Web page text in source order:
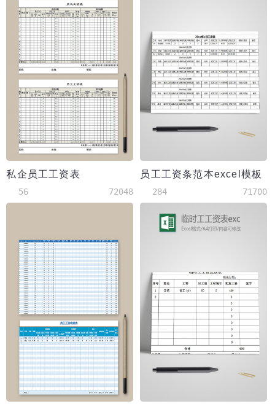
私企员工工资表
56 72048
员工工资条范本excel模板
284 71700